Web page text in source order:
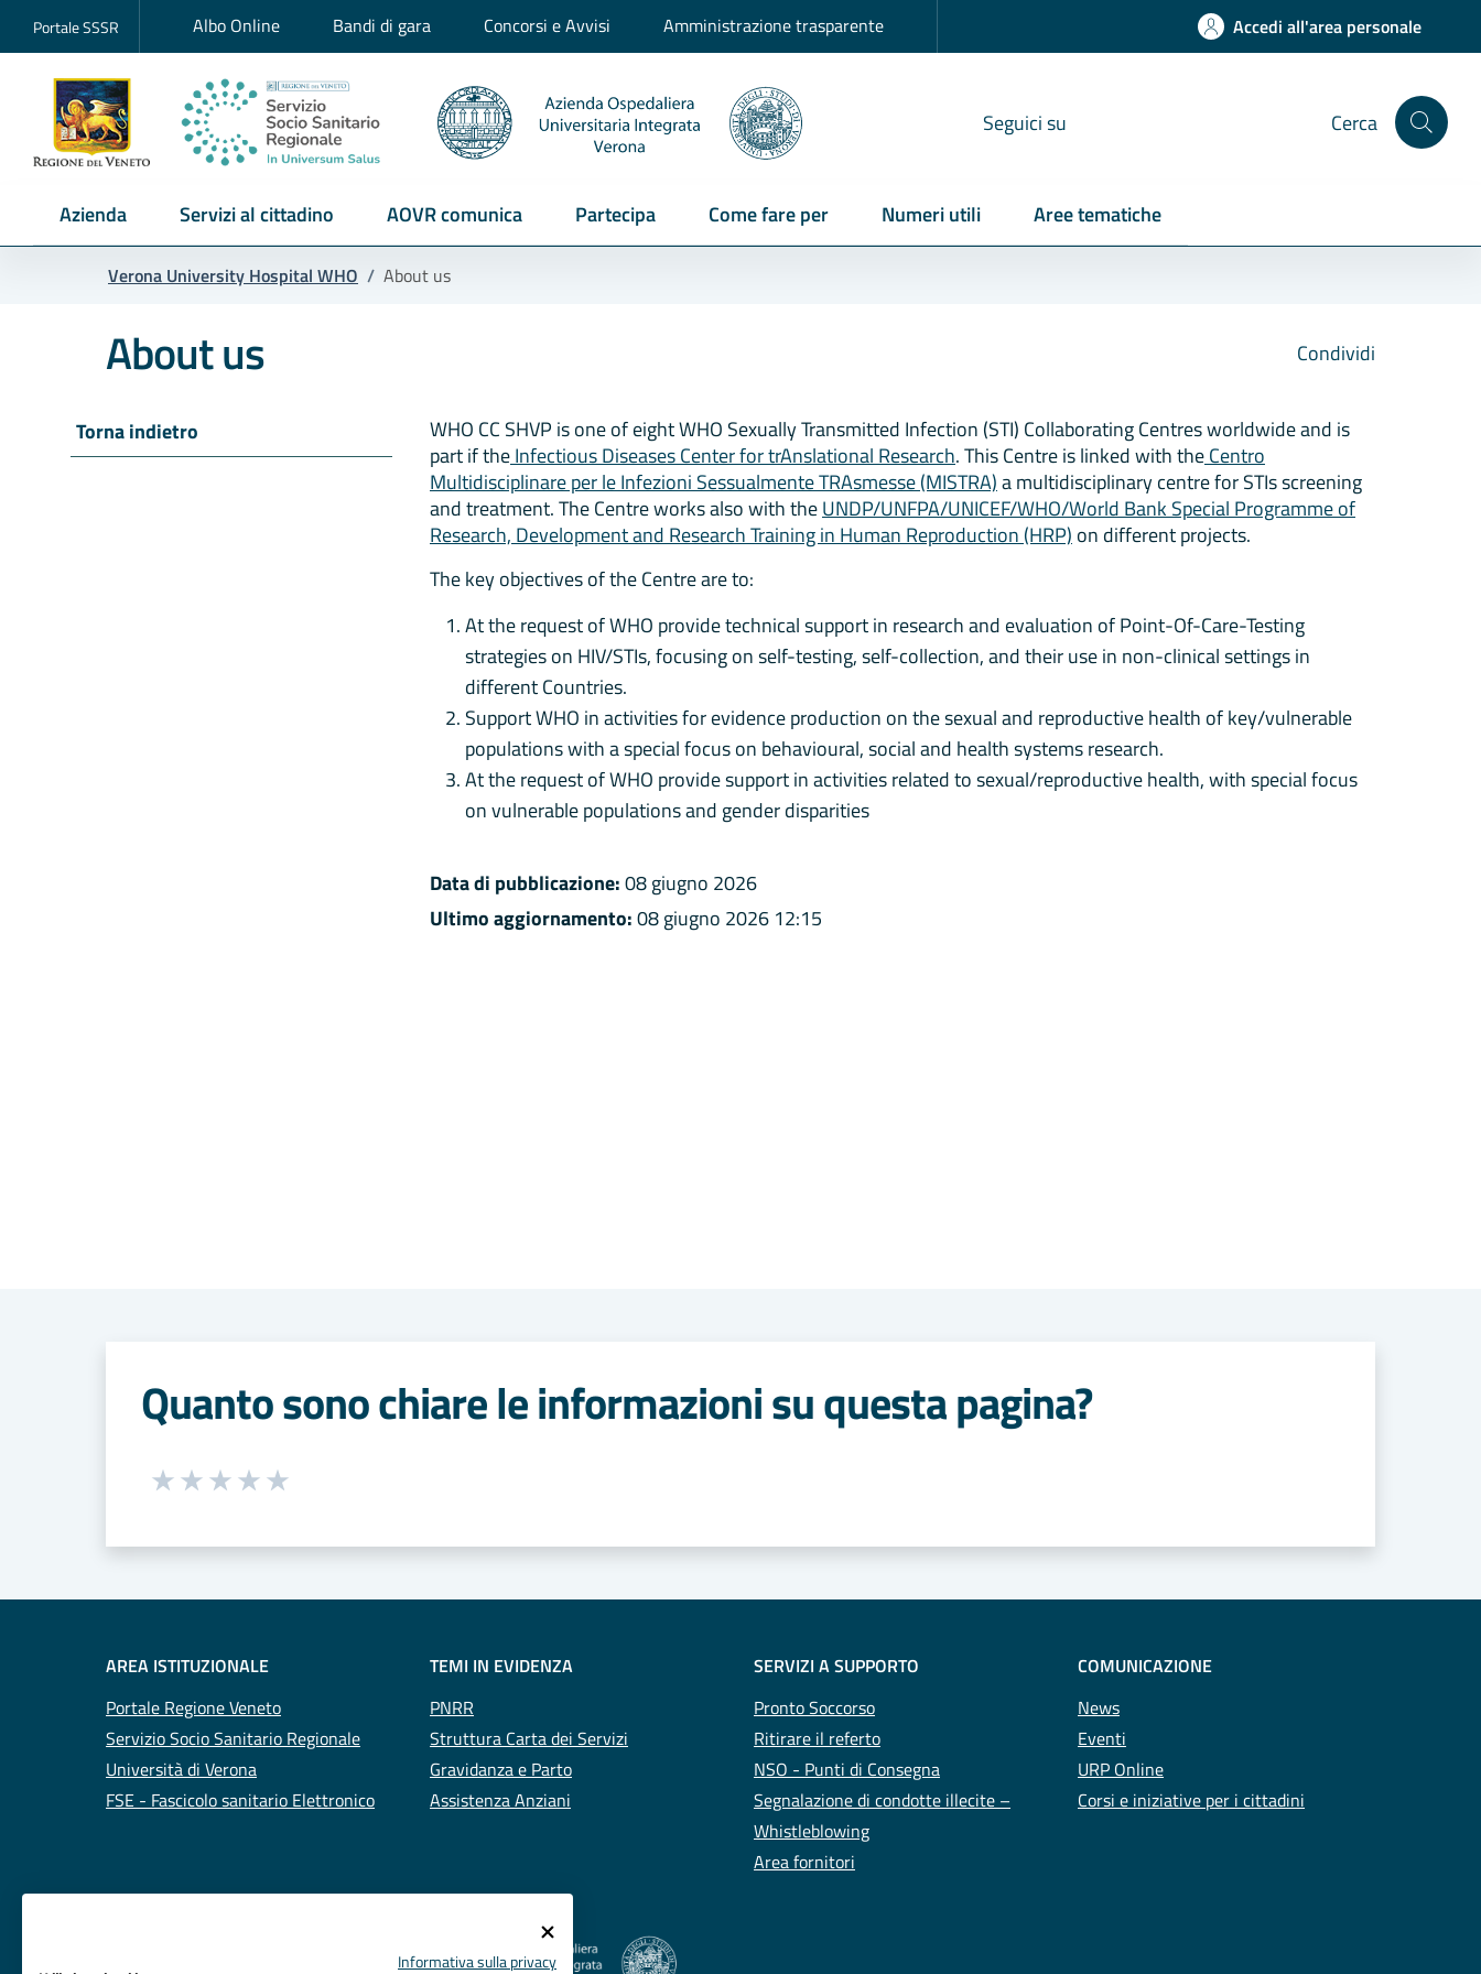
Portale SSSR Albo Online Bandi di gara Concorsi e Avvisi Amministrazione trasparente Accedi all'area personale
Seguici su Cerca
Azienda Servizi al cittadino AOVR comunica Partecipa Come fare per Numeri utili Aree tematiche
Verona University Hospital WHO / About us
Condividi
About us
Torna indietro
WHO CC SHVP is one of eight WHO Sexually Transmitted Infection (STI) Collaborating Centres worldwide and is
part if theInfectious Diseases Center for trAnslational Research. This Centre is linked with theCentro
Multidisciplinare per le Infezioni Sessualmente TRAsmesse (MISTRA)a multidisciplinary centre for STIs screening
and treatment. The Centre works also with theUNDP/UNFPA/UNICEF/WHO/World Bank Special Programme of
Research, Development and Research Training in Human Reproduction (HRP) on different projects.
The key objectives of the Centre are to:
At the request of WHO provide technical support in research and evaluation of Point-Of-Care-Testing
strategies on HIV/STIs, focusing on self-testing, self-collection, and their use in non-clinical settings in
different Countries.
Support WHO in activities for evidence production on the sexual and reproductive health of key/vulnerable
populations with a special focus on behavioural, social and health systems research.
At the request of WHO provide support in activities related to sexual/reproductive health, with special focus
on vulnerable populations and gender disparities
Data di pubblicazione:08 giugno 2026
Ultimo aggiornamento:08 giugno 2026 12:15
Quanto sono chiare le informazioni su questa pagina?
Seleziona una valutazione da 1 a 5 stelle
AREA ISTITUZIONALE
Portale Regione Veneto
Servizio Socio Sanitario Regionale
Università di Verona
FSE - Fascicolo sanitario Elettronico
TEMI IN EVIDENZA
PNRR
Struttura Carta dei Servizi
Gravidanza e Parto
Assistenza Anziani
SERVIZI A SUPPORTO
Pronto Soccorso
Ritirare il referto
NSO - Punti di Consegna
Segnalazione di condotte illecite –
Whistleblowing
Area fornitori
COMUNICAZIONE
News
Eventi
URP Online
Corsi e iniziative per i cittadini
Informativa sulla privacy